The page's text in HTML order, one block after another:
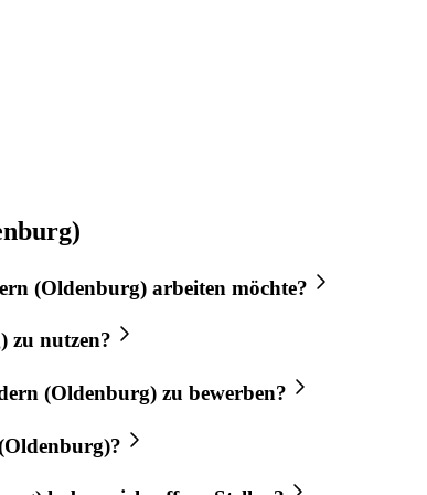
(Oldenburg) arbeiten möchte?
zu nutzen?
(Oldenburg) zu bewerben?
?